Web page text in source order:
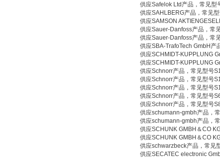
供应Safelok Ltd产品，常见型
供应SAHLBERG产品，常见
供应SAMSON
供应Sauer-Danfoss产品，常
供应Sauer-Danfoss产品，常
供应SBA-TrafoTech GmbH产
供应SCHMIDT-KUPPLUNG
供应SCHMIDT-KUPPLUNG
供应Schnorr产品，常见型号
供应Schnorr产品，常见型号
供应Schnorr产品，常见型号
供应Schnorr产品，常见型号
供应Schnorr产品，常见型号
供应schumann-gmbh产品，
供应schumann-gmbh产品，
供应SCHUNK GMBH＆CO
供应SCHUNK GMBH＆CO
供应schwarzbeck产品，常见
供应SECATEC electronic